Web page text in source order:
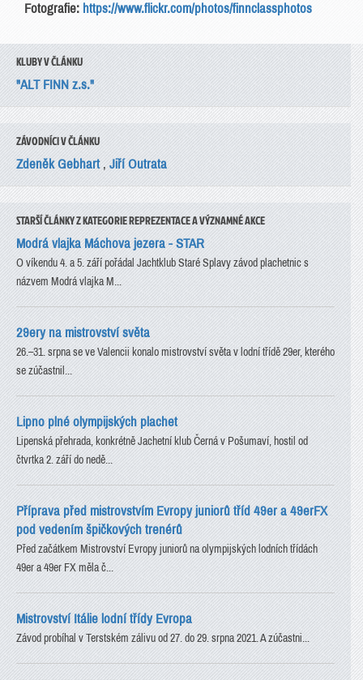
Fotografie: https://www.flickr.com/photos/finnclassphotos
KLUBY V ČLÁNKU
"ALT FINN z.s."
ZÁVODNÍCI V ČLÁNKU
Zdeněk Gebhart,Jiří Outrata
STARŠÍ ČLÁNKY Z KATEGORIE REPREZENTACE A VÝZNAMNÉ AKCE
Modrá vlajka Máchova jezera - STAR
O víkendu 4. a 5. září pořádal Jachtklub Staré Splavy závod plachetnic s
názvem Modrá vlajka M...
29ery na mistrovství světa
26.–31. srpna se ve Valencii konalo mistrovství světa v lodní třídě 29er, kterého
se zúčastnil...
Lipno plné olympijských plachet
Lipenská přehrada, konkrétně Jachetní klub Černá v Pošumaví, hostil od
čtvrtka 2. září do nedě...
Příprava před mistrovstvím Evropy juniorů tříd 49er a 49erFX
pod vedením špičkových trenérů
Před začátkem Mistrovství Evropy juniorů na olympijských lodních třídách
49er a 49er FX měla č...
Mistrovství Itálie lodní třídy Evropa
Závod probíhal v Terstském zálivu od 27. do 29. srpna 2021. A zúčastni...